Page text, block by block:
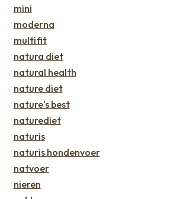
mini
moderna
multifit
natura diet
natural health
nature diet
nature's best
naturediet
naturis
naturis hondenvoer
natvoer
nieren